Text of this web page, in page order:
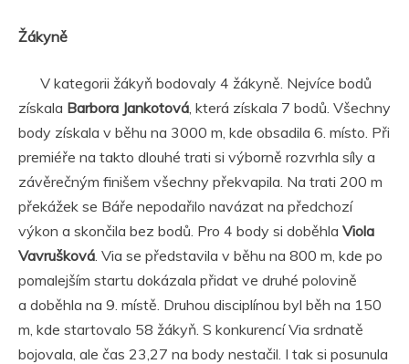
Žákyně
V kategorii žákyň bodovaly 4 žákyně. Nejvíce bodů
získala Barbora Jankotová, která získala 7 bodů. Všechny
body získala v běhu na 3000 m, kde obsadila 6. místo. Při
premiéře na takto dlouhé trati si výborně rozvrhla síly a
závěrečným finišem všechny překvapila. Na trati 200 m
překážek se Báře nepodařilo navázat na předchozí
výkon a skončila bez bodů. Pro 4 body si doběhla Viola
Vavrušková. Via se představila v běhu na 800 m, kde po
pomalejším startu dokázala přidat ve druhé polovině
a doběhla na 9. místě. Druhou disciplínou byl běh na 150
m, kde startovalo 58 žákyň. S konkurencí Via srdnatě
bojovala, ale čas 23,27 na body nestačil. I tak si posunula